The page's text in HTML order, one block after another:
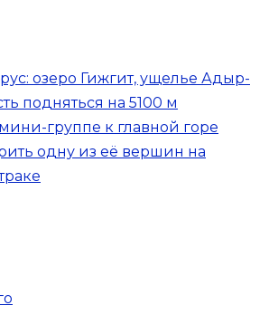
озеро Гижгит, ущелье Адыр-
подняться на 5100 м
группе к главной горе
одну из её вершин на